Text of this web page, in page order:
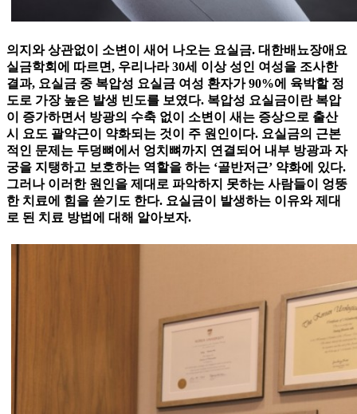
의지와 상관없이 소변이 새어 나오는 요실금. 대한배뇨장애요
실금학회에 따르면, 우리나라 30세 이상 성인 여성을 조사한
결과, 요실금 중 복압성 요실금 여성 환자가 90%에 육박할 정
도로 가장 높은 발생 빈도를 보였다. 복압성 요실금이란 복압
이 증가하면서 방광의 수축 없이 소변이 새는 증상으로 출산
시 요도 괄약근이 약화되는 것이 주 원인이다. 요실금의 근본
적인 문제는 두덩뼈에서 엉치뼈까지 연결되어 내부 방광과 자
궁을 지탱하고 보호하는 역할을 하는 ‘골반저근’ 약화에 있다.
그러나 이러한 원인을 제대로 파악하지 못하는 사람들이 엉뚱
한 치료에 힘을 쏟기도 한다. 요실금이 발생하는 이유와 제대
로 된 치료 방법에 대해 알아보자.